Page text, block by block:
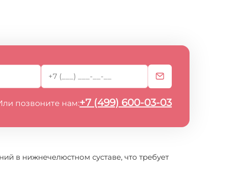
позвоните нам:+7 (499) 600-03-03
в нижнечелюстном суставе, что требует